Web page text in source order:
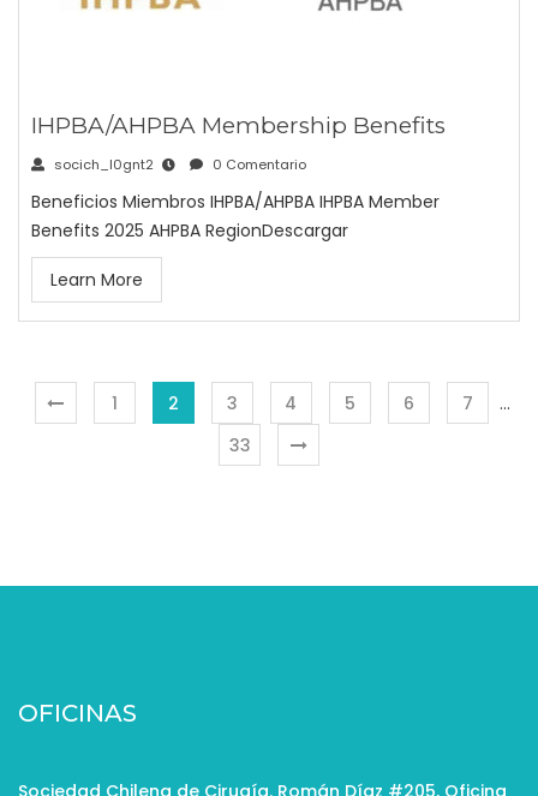
IHPBA/AHPBA Membership Benefits
socich_l0gnt2 0 Comentario
Beneficios Miembros IHPBA/AHPBA IHPBA Member
Benefits 2025 AHPBA RegionDescargar
Learn More
1 2 3 4 5 6 7
…
33
OFICINAS
Sociedad Chilena de Cirugía. Román Díaz #205, Oficina